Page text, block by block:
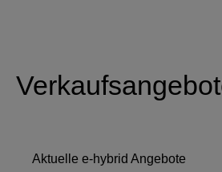
Aktuelle e-hybrid Angebote